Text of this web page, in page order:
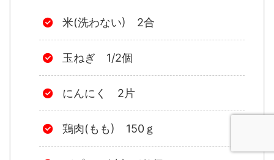
米(洗わない) 2合
玉ねぎ 1/2個
にんにく 2片
鶏肉(もも) 150ｇ